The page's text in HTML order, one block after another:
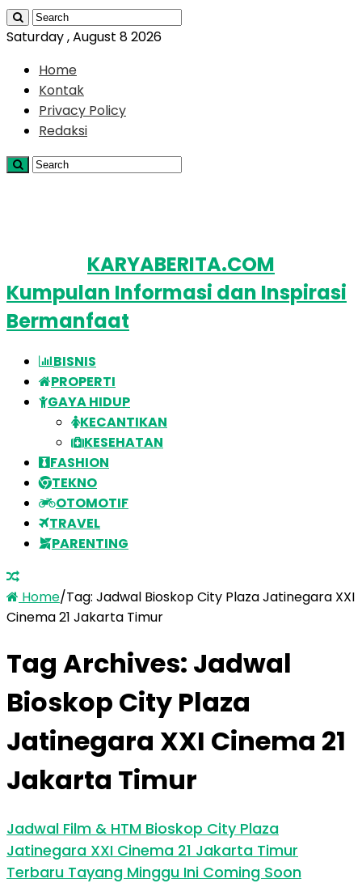
Saturday , August 8 2026
Home
Kontak
Privacy Policy
Redaksi
KARYABERITA.COM
Kumpulan Informasi dan Inspirasi
Bermanfaat
BISNIS
PROPERTI
GAYA HIDUP
KECANTIKAN
KESEHATAN
FASHION
TEKNO
OTOMOTIF
TRAVEL
PARENTING
Home/Tag: Jadwal Bioskop City Plaza Jatinegara XXI
Cinema 21 Jakarta Timur
Tag Archives: Jadwal
Bioskop City Plaza
Jatinegara XXI Cinema 21
Jakarta Timur
Jadwal Film & HTM Bioskop City Plaza
Jatinegara XXI Cinema 21 Jakarta Timur
Terbaru Tayang Minggu Ini Coming Soon